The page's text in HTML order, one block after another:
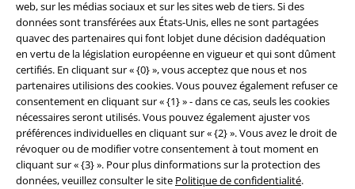
web, sur les médias sociaux et sur les sites web de tiers. Si des
données sont transférées aux États-Unis, elles ne sont partagées
quavec des partenaires qui font lobjet dune décision dadéquation
en vertu de la législation européenne en vigueur et qui sont dûment
certifiés. En cliquant sur « {0} », vous acceptez que nous et nos
partenaires utilisions des cookies. Vous pouvez également refuser ce
consentement en cliquant sur « {1} » - dans ce cas, seuls les cookies
nécessaires seront utilisés. Vous pouvez également ajuster vos
préférences individuelles en cliquant sur « {2} ». Vous avez le droit de
révoquer ou de modifier votre consentement à tout moment en
cliquant sur « {3} ». Pour plus dinformations sur la protection des
données, veuillez consulter le site Politique de confidentialité.
Éditeur
Clauses de confidentialité
Élimination des déchets et protection de l'environnement
Déclaration de Conformité
Informations sur l'accessibilité